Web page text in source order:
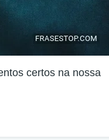
certos na nossa